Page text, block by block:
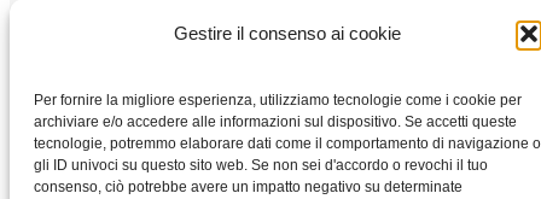
Gestire il consenso ai cookie
Per fornire la migliore esperienza, utilizziamo tecnologie come i cookie per
archiviare e/o accedere alle informazioni sul dispositivo. Se accetti queste
tecnologie, potremmo elaborare dati come il comportamento di navigazione o
gli ID univoci su questo sito web. Se non sei d'accordo o revochi il tuo
consenso, ciò potrebbe avere un impatto negativo su determinate
Motori elettrici
Casa
Negozio